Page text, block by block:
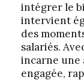
intégrer le
intervient
des
salariés.
incarne une
engagée,